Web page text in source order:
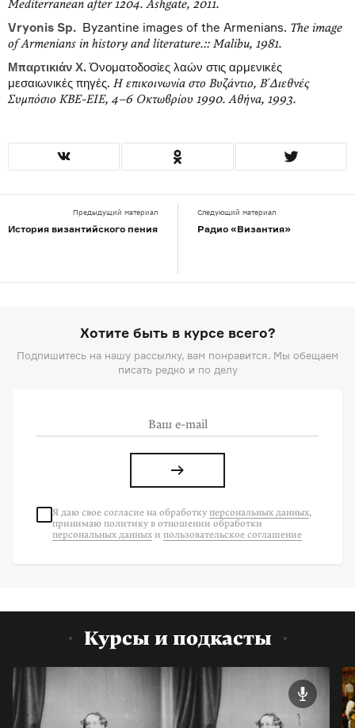
Mediterranean after 1204. Ashgate, 2011.
Vryonis Sp. Byzantine images of the Armenians. The image
of Armenians in history and literature.:: Malibu, 1981.
Μπαρτικιάν Χ.Όνοματοδοσίες λαών στις αρμενικές
μεσαιωνικές πηγές. Η επικοινωνία στο Βυζάντιο, Β ́Διεθνές
Συμπόσιο ΚΒΕ-ΕΙΕ, 4–6 Οκτωβρίου 1990. Αθήνα, 1993.
Предыдущий материал
История византийского пения
Следующий материал
Радио «Византия»
Хотите быть в курсе всего?
Подпишитесь на нашу рассылку, вам понравится. Мы обещаем
писать редко и по делу
Я даю свое согласие на обработку персональных данных,
принимаю политику в отношении обработки
персональных данных и пользовательское соглашение
Курсы и подкасты